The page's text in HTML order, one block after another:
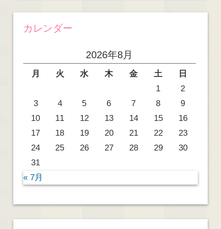
カレンダー
2026年8月
月 火 水 木 金 土
日
1
2
3
4 5 6 7 8
9
10
11 12 13 14 15
16
17
18 19 20 21 22
23
24
25 26 27 28 29
30
31
« 7月